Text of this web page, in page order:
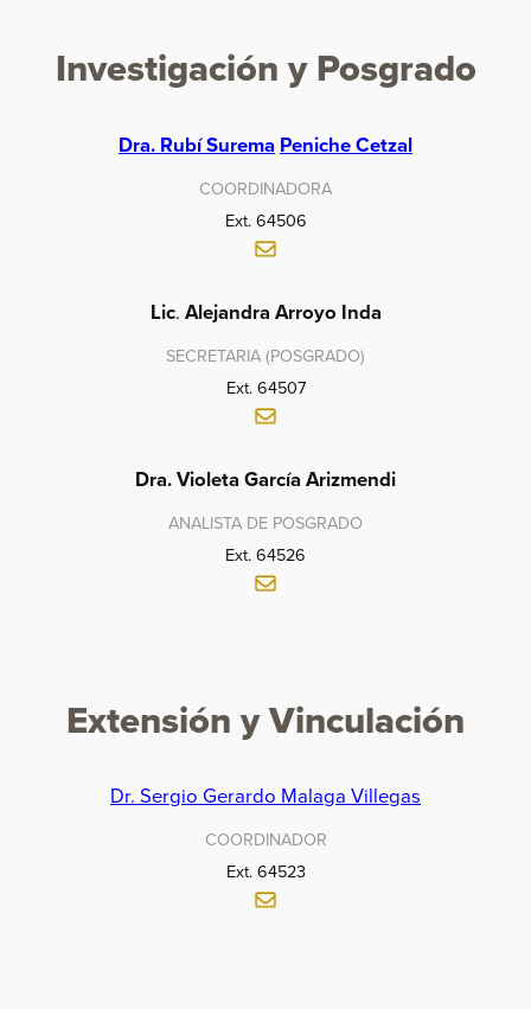
Investigación y Posgrado
Dra. Rubí Surema Peniche Cetzal
COORDINADORA
Ext. 64506
Lic. Alejandra Arroyo Inda
SECRETARIA (POSGRADO)
Ext. 64507
Dra. Violeta García Arizmendi
ANALISTA DE POSGRADO
Ext. 64526
Extensión y Vinculación
Dr. Sergio Gerardo Malaga Villegas
COORDINADOR
Ext. 64523